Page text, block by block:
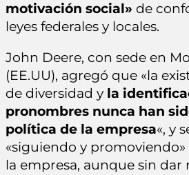
motivación social» de
leyes federales y locales.
John Deere, con sede en
(EE.UU), agregó que «la
de diversidad y la
pronombres nunca han
política de la empresa«, y
«siguiendo y
la empresa, aunque sin dar